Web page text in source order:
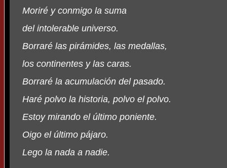
Moriré y conmigo la suma
del intolerable universo.
Borraré las pirámides, las medallas,
los continentes y las caras.
Borraré la acumulación del pasado.
Haré polvo la historia, polvo el polvo.
Estoy mirando el último poniente.
Oigo el último pájaro.
Lego la nada a nadie.